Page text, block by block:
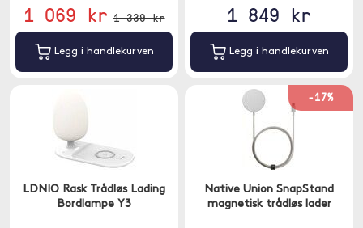
1 069 kr 1 339 kr
Legg i handlekurven
1 849 kr
Legg i handlekurven
LDNIO Rask Trådløs Lading
Bordlampe Y3
-17%
Native Union SnapStand
magnetisk trådløs lader